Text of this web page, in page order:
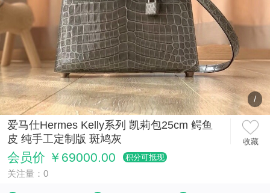
/
爱马仕Hermes Kelly系列 凯莉包25cm 鳄鱼
皮 纯手工定制版 斑鸠灰
收藏
会员价 ￥69000.00 积分可抵现
关注量：0